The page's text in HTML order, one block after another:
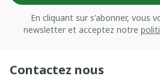
En cliquant sur s'abonner, vous
newsletter et acceptez notre
Contactez nous